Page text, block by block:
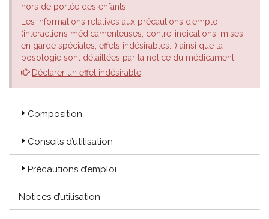
hors de portée des enfants.
Les informations relatives aux précautions d’emploi
(interactions médicamenteuses, contre-indications, mises
en garde spéciales, effets indésirables...) ainsi que la
posologie sont détaillées par la notice du médicament.
Déclarer un effet indésirable
Composition
Conseils d’utilisation
Précautions d’emploi
Notices d’utilisation